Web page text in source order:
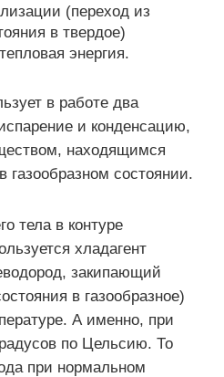
(переход из
в твердое)
энергия.
в работе два
и конденсацию,
находящимся
состоянии.
тела в контуре
хладагент
закипающий
в газообразное)
А именно, при
по Цельсию. То
при нормальном